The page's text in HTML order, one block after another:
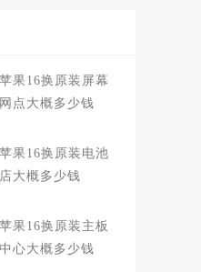
果16换原装屏幕
点大概多少钱
果16换原装电池
大概多少钱
果16换原装主板
心大概多少钱